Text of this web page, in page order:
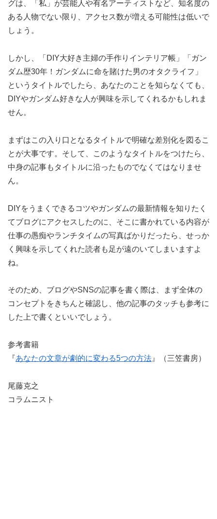
グは、「私」が芸能人や有名アーティストなど、知名度の
ある人物でない限り、アクセス数が増える可能性は低いで
しょう。
しかし、「DIY大好き主婦の手作りインテリア帳」「ガン
ダム歴30年！ガンダムに命を賭けた男のオタクライフ」
というタイトルでしたら、あなたのことを知らなくても、
DIYやガンダム好きな人が興味を示してくれるかもしれま
せん。
まずはこの入り口となるタイトルで明確な差別化を図るこ
とが大事です。そして、このようなタイトルをつけたら、
中身の記事もタイトルに沿ったものでなくてはなりませ
ん。
DIYをうまくできるコツやガンダムの最新情報を知りたく
てブログにアクセスしたのに、そこに書かれている内容が
仕事の愚痴やランチタイムの写真ばかりだったら、せっか
く興味を示してくれた読者も足が遠のいてしまいますよ
ね。
そのため、ブログやSNSの記事を書く際は、まず全体の
コンセプトをきちんと確認し、他の記事のタッチも参考に
した上で書くといいでしょう。
参考書籍
『あなたの文章が劇的に変わる5つの方法 』（三笠書房）
尾藤克之
コラムニスト